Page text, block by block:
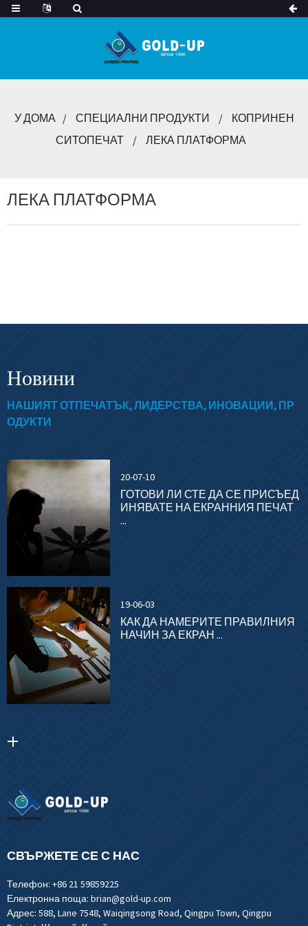
У ДОМА СПЕЦИАЛНИ ПРОДУКТИ
КОПРИНЕН
СИТОПЕЧАТ
ЛЕКА ПЛАТФОРМА
ЛЕКА ПЛАТФОРМА
Новини
НАШИЯТ ОТПЕЧАТЪК, ЛИДЕРСТВА, ИНОВАЦИИ, ПР
ОДУКТИ
20-07-10
ГОТОВИ ЛИ СТЕ ДА СЕ ПРИСЪЕД
ИНЯВАТЕ НА ЕКРАННИЯ ПЕЧАТ
...
19-06-03
КАК ДА НАМЕРИТЕ ПРАВИЛНИЯ
НАЧИН ЗА ЕКРАН ...
СВЪРЖЕТЕ СЕ С НАС
Телефон: +86 21 59859225
Електронна поща: brian@gold-up.com
Адрес: 588, Lane 7548, Waiqingsong Road, Qingpu Town, Qingpu